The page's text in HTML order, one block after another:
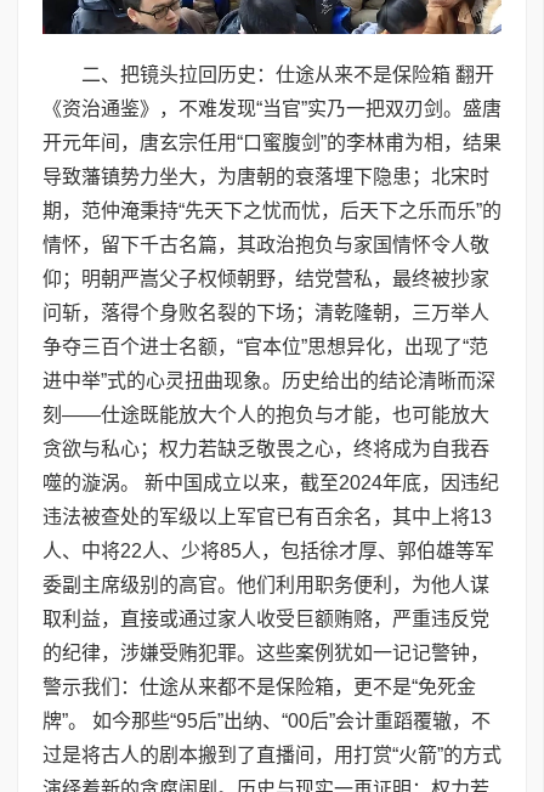
二、把镜头拉回历史：仕途从来不是保险箱 翻开
《资治通鉴》，不难发现“当官”实乃一把双刃剑。盛唐
开元年间，唐玄宗任用“口蜜腹剑”的李林甫为相，结果
导致藩镇势力坐大，为唐朝的衰落埋下隐患；北宋时
期，范仲淹秉持“先天下之忧而忧，后天下之乐而乐”的
情怀，留下千古名篇，其政治抱负与家国情怀令人敬
仰；明朝严嵩父子权倾朝野，结党营私，最终被抄家
问斩，落得个身败名裂的下场；清乾隆朝，三万举人
争夺三百个进士名额，“官本位”思想异化，出现了“范
进中举”式的心灵扭曲现象。历史给出的结论清晰而深
刻——仕途既能放大个人的抱负与才能，也可能放大
贪欲与私心；权力若缺乏敬畏之心，终将成为自我吞
噬的漩涡。 新中国成立以来，截至2024年底，因违纪
违法被查处的军级以上军官已有百余名，其中上将13
人、中将22人、少将85人，包括徐才厚、郭伯雄等军
委副主席级别的高官。他们利用职务便利，为他人谋
取利益，直接或通过家人收受巨额贿赂，严重违反党
的纪律，涉嫌受贿犯罪。这些案例犹如一记记警钟，
警示我们：仕途从来都不是保险箱，更不是“免死金
牌”。 如今那些“95后”出纳、“00后”会计重蹈覆辙，不
过是将古人的剧本搬到了直播间，用打赏“火箭”的方式